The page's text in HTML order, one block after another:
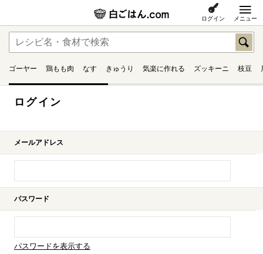
ログイン メニュー
ゴーヤー 鶏もも肉 なす きゅうり 気楽に作れる ズッキーニ 枝豆
ログイン
メールアドレス
パスワード
パスワードを表示する